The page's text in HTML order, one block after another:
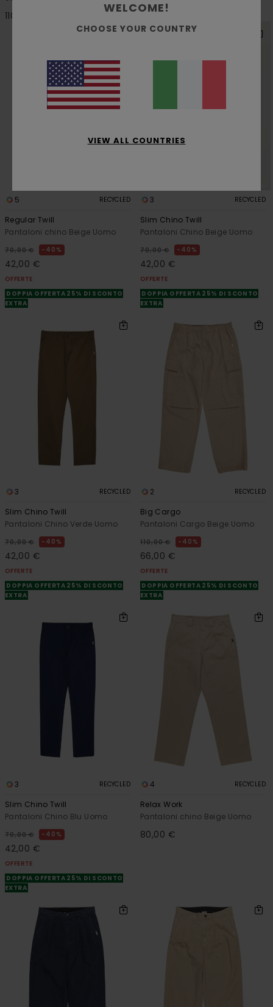
110,00 €
170,00 €
5 RECYCLED
Regular Twill
Pantaloni chino Beige Uomo
70,00 € 40%
42,00 €
OFFERTE
DOPPIA OFFERTA 25% DI SCONTO
EXTRA
3 RECYCLED
Slim Chino Twill
Pantaloni Chino Beige Uomo
70,00 € 40%
42,00 €
OFFERTE
DOPPIA OFFERTA 25% DI SCONTO
EXTRA
3 RECYCLED
Slim Chino Twill
Pantaloni Chino Verde Uomo
70,00 € 40%
42,00 €
OFFERTE
DOPPIA OFFERTA 25% DI SCONTO
EXTRA
2 RECYCLED
Big Cargo
Pantaloni Cargo Beige Uomo
110,00 € 40%
66,00 €
OFFERTE
DOPPIA OFFERTA 25% DI SCONTO
EXTRA
3 RECYCLED
Slim Chino Twill
Pantaloni Chino Blu Uomo
70,00 € 40%
42,00 €
OFFERTE
DOPPIA OFFERTA 25% DI SCONTO
EXTRA
4 RECYCLED
Relax Work
Pantaloni chino Beige Uomo
80,00 €
WELCOME!
CHOOSE YOUR COUNTRY
VIEW ALL COUNTRIES